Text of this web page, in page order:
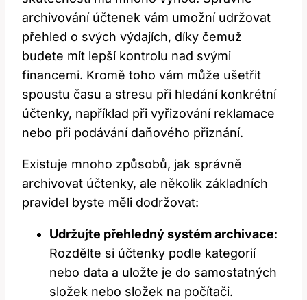
archivování⁣ účtenek vám ⁢umožní‍ udržovat
přehled o svých výdajích, díky ​čemuž
budete mít lepší‍ kontrolu nad svými
financemi. Kromě toho vám může ušetřit
spoustu času ⁢a stresu při​ hledání‌ konkrétní
účtenky, například při vyřizování ⁤reklamace
nebo při podávání daňového přiznání.
Existuje mnoho způsobů, ​jak⁣ správně
archivovat účtenky, ale několik základních
pravidel byste měli dodržovat:
Udržujte přehledný systém archivace:
Rozdělte si účtenky podle kategorií
nebo ‍data a uložte je do samostatných
složek⁢ nebo ⁣složek na⁢ počítači.